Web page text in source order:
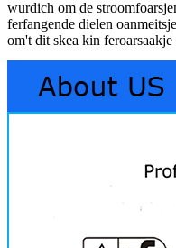
wurdich om de
ferfangende dielen
om't dit skea kin